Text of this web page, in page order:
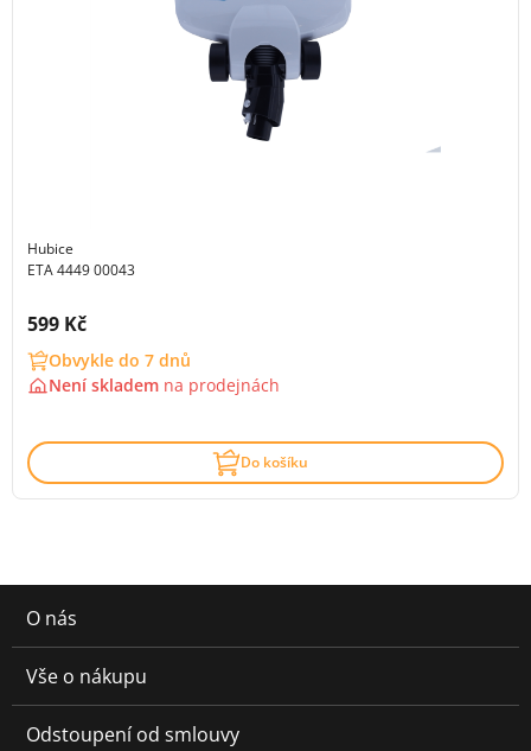
Hubice
ETA 4449 00043
Cena s DPH:
599 Kč
Obvykle do 7 dnů
Není skladem na prodejnách
Do košíku
O nás
Vše o nákupu
Odstoupení od smlouvy